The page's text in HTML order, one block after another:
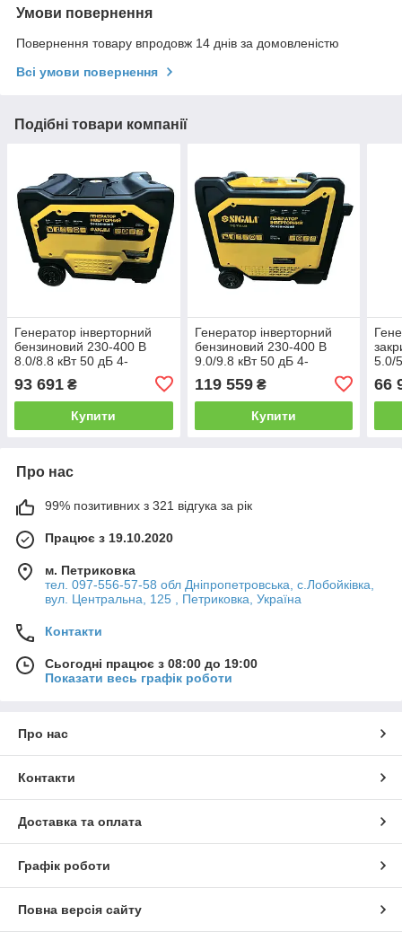
Умови повернення
Повернення товару впродовж 14 днів за домовленістю
Всі умови повернення
Подібні товари компанії
Генератор інверторний
бензиновий 230-400 В
8.0/8.8 кВт 50 дБ 4-
SIGMA (5710701)
93 691 ₴
Купити
Генератор інверторний
бензиновий 230-400 В
9.0/9.8 кВт 50 дБ 4-
SIGMA (5710711)
119 559₴
Купити
5.0/
66
Про нас
99% позитивних з 321 відгука за рік
Працює з 19.10.2020
м. Петриковка
тел. 097-556-57-58 обл Дніпропетровська, с.Лобойківка,
вул. Центральна, 125 , Петриковка, Україна
Контакти
Сьогодні працює з 08:00 до 19:00
Показати весь графік роботи
Про нас
Контакти
Доставка та оплата
Графік роботи
Повна версія сайту